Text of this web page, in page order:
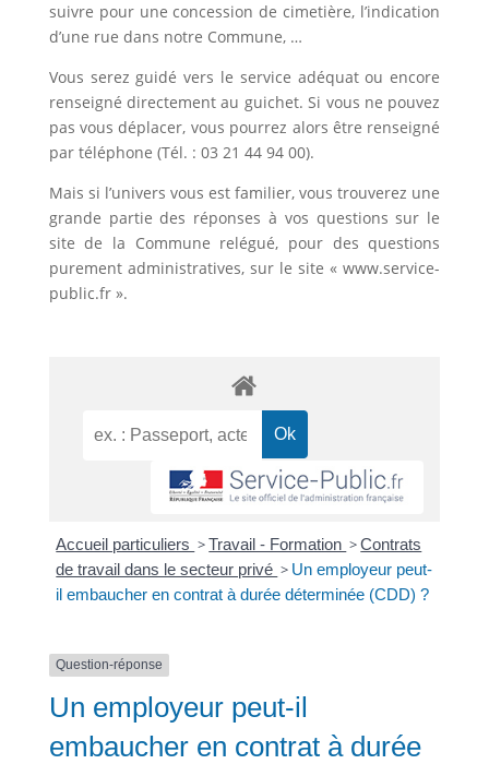
suivre pour une concession de cimetière, l’indication
d’une rue dans notre Commune, …
Vous serez guidé vers le service adéquat ou encore
renseigné directement au guichet. Si vous ne pouvez
pas vous déplacer, vous pourrez alors être renseigné
par téléphone (Tél. : 03 21 44 94 00).
Mais si l’univers vous est familier, vous trouverez une
grande partie des réponses à vos questions sur le
site de la Commune relégué, pour des questions
purement administratives, sur le site « www.service-
public.fr ».
Accueil particuliers >Travail - Formation >Contrats
de travail dans le secteur privé > Un employeur peut-
il embaucher en contrat à durée déterminée (CDD) ?
Question-réponse
Un employeur peut-il
embaucher en contrat à durée